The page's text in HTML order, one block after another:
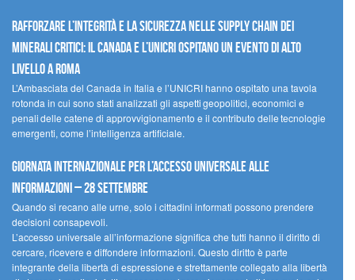
Rafforzare l’integrità e la sicurezza nelle supply chain dei
minerali critici: il Canada e l’UNICRI ospitano un evento di alto
livello a Roma
L’Ambasciata del Canada in Italia e l’UNICRI hanno ospitato una tavola
rotonda in cui sono stati analizzati gli aspetti geopolitici, economici e
penali delle catene di approvvigionamento e il contributo delle tecnologie
emergenti, come l’intelligenza artificiale.
Giornata internazionale per l’accesso universale alle
informazioni – 28 settembre
Quando si recano alle urne, solo i cittadini informati possono prendere
decisioni consapevoli.
L’accesso universale all’informazione significa che tutti hanno il diritto di
cercare, ricevere e diffondere informazioni. Questo diritto è parte
integrante della libertà di espressione e strettamente collegato alla libertà